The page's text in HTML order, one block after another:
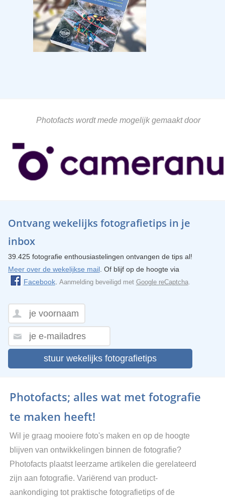
Photofacts wordt mede mogelijk gemaakt door
Ontvang wekelijks fotografietips in je
inbox
39.425 fotografie enthousiastelingen ontvangen de tips al!
Meer over de wekelijkse mail. Of blijf op de hoogte via
Facebook. Aanmelding beveiligd met Google reCaptcha.
stuur wekelijks fotografietips
Photofacts; alles wat met fotografie
te maken heeft!
Wil je graag mooiere foto's maken en op de hoogte
blijven van ontwikkelingen binnen de fotografie?
Photofacts plaatst leerzame artikelen die gerelateerd
zijn aan fotografie. Variërend van product-
aankondiging tot praktische fotografietips of de